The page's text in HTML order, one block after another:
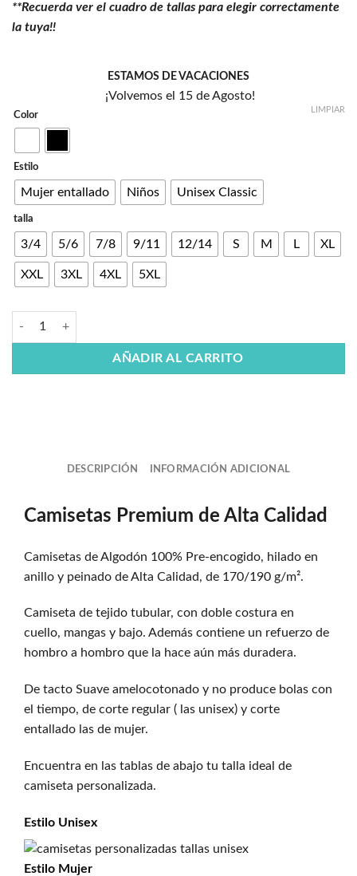
**Recuerda ver el cuadro de tallas para elegir correctamente
la tuya!!
ESTAMOS DE VACACIONES
¡Volvemos el 15 de Agosto!
Color
Estilo
Mujer entallado Niños Unisex Classic
talla
3/4 5/6 7/8 9/11 12/14 S M L XL
XXL 3XL 4XL 5XL
LIMPIAR
AÑADIR AL CARRITO
DESCRIPCIÓN INFORMACIÓN ADICIONAL
Camisetas Premium de Alta Calidad
Camisetas de Algodón 100% Pre-encogido, hilado en
anillo y peinado de Alta Calidad, de 170/190 g/m².
Camiseta de tejido tubular, con doble costura en
cuello, mangas y bajo. Además contiene un refuerzo de
hombro a hombro que la hace aún más duradera.
De tacto Suave amelocotonado y no produce bolas con
el tiempo, de corte regular ( las unisex) y corte
entallado las de mujer.
Encuentra en las tablas de abajo tu talla ideal de
camiseta personalizada.
Estilo Unisex
Estilo Mujer